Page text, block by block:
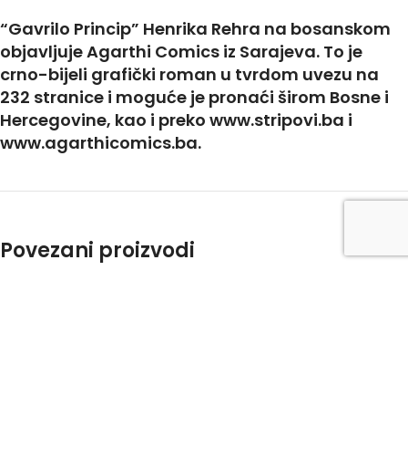
“Gavrilo Princip” Henrika Rehra na bosanskom
objavljuje Agarthi Comics iz Sarajeva. To je
crno-bijeli grafički roman u tvrdom uvezu na
232 stranice i moguće je pronaći širom Bosne i
Hercegovine, kao i preko www.stripovi.ba i
www.agarthicomics.ba.
Povezani proizvodi